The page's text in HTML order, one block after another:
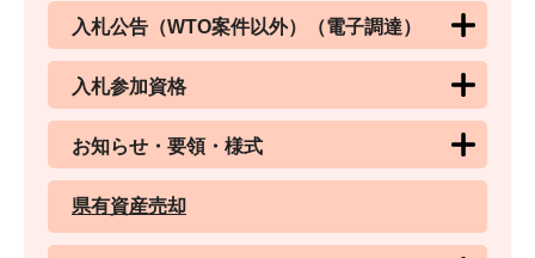
入札公告（WTO案件以外）（電子調達）
入札参加資格
お知らせ・要領・様式
県有資産売却